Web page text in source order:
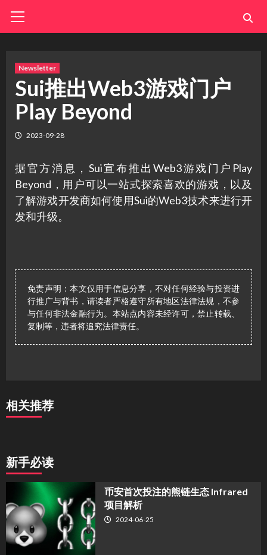
Menu
Newsletter
Sui推出Web3游戏门户
Play Beyond
2023-09-28
据官方消息，Sui宣布推出Web3游戏门户Play
Beyond，用户可以一站式探索喜欢的游戏，以及
了解游戏开发商如何使用Sui的Web3技术来进行开
发和升级。
免责声明：本文仅用于信息分享，不对任何经验与投资进
行推广与背书，请读者严格遵守所有地区法律法规，不参
与任何非法金融行为。本站点内容未经许可，禁止转载、
复制等，违者将追究法律责任。
相关推荐
新手必读
币安首次投注的熊链生态 Infrared
项目解析
2024-06-25